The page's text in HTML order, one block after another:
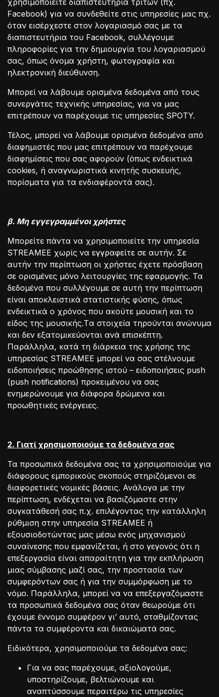
χρησιμοποιείτε διαπιστευτήρια τρίτων (πχ.
Facebook) για να συνδεθείτε στις υπηρεσίες μας πχ.
όταν εισέρχεστε στον λογαριασμό σας με τα
διαπιστευτήρια του Facebook, συλλέγουμε
πληροφορίες για την δημιουργία του λογαριασμού
σας, όπως όνομα χρήστη, φωτογραφία και
ηλεκτρονική διεύθυνση.
Μπορεί να λάβουμε ορισμένα δεδομένα από τους
συνεργάτες τεχνικής υπηρεσίας, για να μας
επιτρέπουν να παρέχουμε τις υπηρεσίες SPOTY.
Τέλος, μπορεί να λάβουμε ορισμένα δεδομένα από
διαφημιστές που μας επιτρέπουν να παρέχουμε
διαφημίσεις που σας αφορούν (όπως ενδεικτικά
cookies, ή αναγνωριστικά κινητής συσκευής,
πορίσματα για τα ενδιαφέροντά σας).
β. Mη εγγεγραμμένοι χρήστες
Μπορείτε πάντα να χρησιμοποιείτε την υπηρεσία
STREAMEE χωρίς να εγγραφείτε σε αυτήν. Σε
αυτήν την περίπτωση οι χρήστες έχετε πρόσβαση
σε ορισμένες μόνο λειτουργίες της εφαρμογής. Τα
δεδομένα που συλλέγουμε σε αυτή την περίπτωση
είναι αποκλειστικά στατιστικής φύσης, όπως
ενδεικτικά ο χρόνος που ακούτε μουσική και το
είδος της μουσικής.Tα στοιχεία τηρούνται ανώνυμα
και δεν εξατομικεύονται ανά επισκέπτη.
Παράλληλα, κατά τη διάρκεια της χρήσης της
υπηρεσίας STREAMEE μπορεί να σας στέλνουμε
ειδοποιήσεις προώθησης ιστού – ειδοποιήσεις push
(push notifications) προκειμένου να σας
ενημερώνουμε για διάφορα δρώμενα και
προωθητικές ενέργειες.
2. Γιατί χρησιμοποιούμε τα δεδομένα σας
Τα προσωπικά δεδομένα σας τα χρησιμοποιούμε για
διάφορους εμπορικούς σκοπούς στηριζόμενοι σε
διαφορετικές νομικές βάσεις. Ανάλογα με την
περίπτωση, ενδέχεται να βασιζόμαστε στην
συγκατάθεσή σας π.χ. επιλέγοντας την κατάλληλη
ρύθμιση στην υπηρεσία STREAMEE ή
εξουσιοδοτώντας μας μέσω ενός μηχανισμού
συναίνεσης που εμφανίζεται, ή στο γεγονός ότι η
επεξεργασία είναι απαραίτητη για την εκπλήρωση
μιας σύμβασης μαζί σας, την προστασία των
συμφερόντων σας ή για την συμμόρφωση με το
νόμο. Παράλληλα, μπορεί να να επεξεργαζόμαστε
τα προσωπικά δεδομένα σας όταν θεωρούμε ότι
έχουμε έννομο συμφέρον γι’ αυτό, σταθμίζοντας
πάντα τα συμφέροντα και δικαιώματά σας.
Ειδικότερα, χρησιμοποιούμε τα δεδομένα σας:
Για να σας παρέχουμε, αξιολογούμε,
υποστηρίζουμε, βελτιώνουμε και
αναπτύσσουμε περαιτέρω τις υπηρεσίες